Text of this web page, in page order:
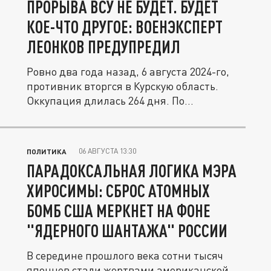
ПРОРЫВА ВСУ НЕ БУДЕТ. БУДЕТ
КОЕ-ЧТО ДРУГОЕ: ВОЕНЭКСПЕРТ
ЛЕОНКОВ ПРЕДУПРЕДИЛ
Ровно два года назад, 6 августа 2024-го,
противник вторгся в Курскую область.
Оккупация длилась 264 дня. По...
ПОЛИТИКА 06 АВГУСТА 13:30
ПАРАДОКСАЛЬНАЯ ЛОГИКА МЭРА
ХИРОСИМЫ: СБРОС АТОМНЫХ
БОМБ США МЕРКНЕТ НА ФОНЕ
"ЯДЕРНОГО ШАНТАЖА" РОССИИ
В середине прошлого века сотни тысяч